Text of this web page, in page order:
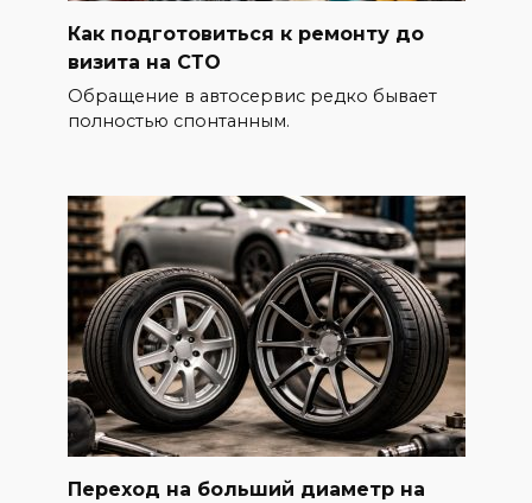
Как подготовиться к ремонту до
визита на СТО
Обращение в автосервис редко бывает
полностью спонтанным.
Переход на больший диаметр на